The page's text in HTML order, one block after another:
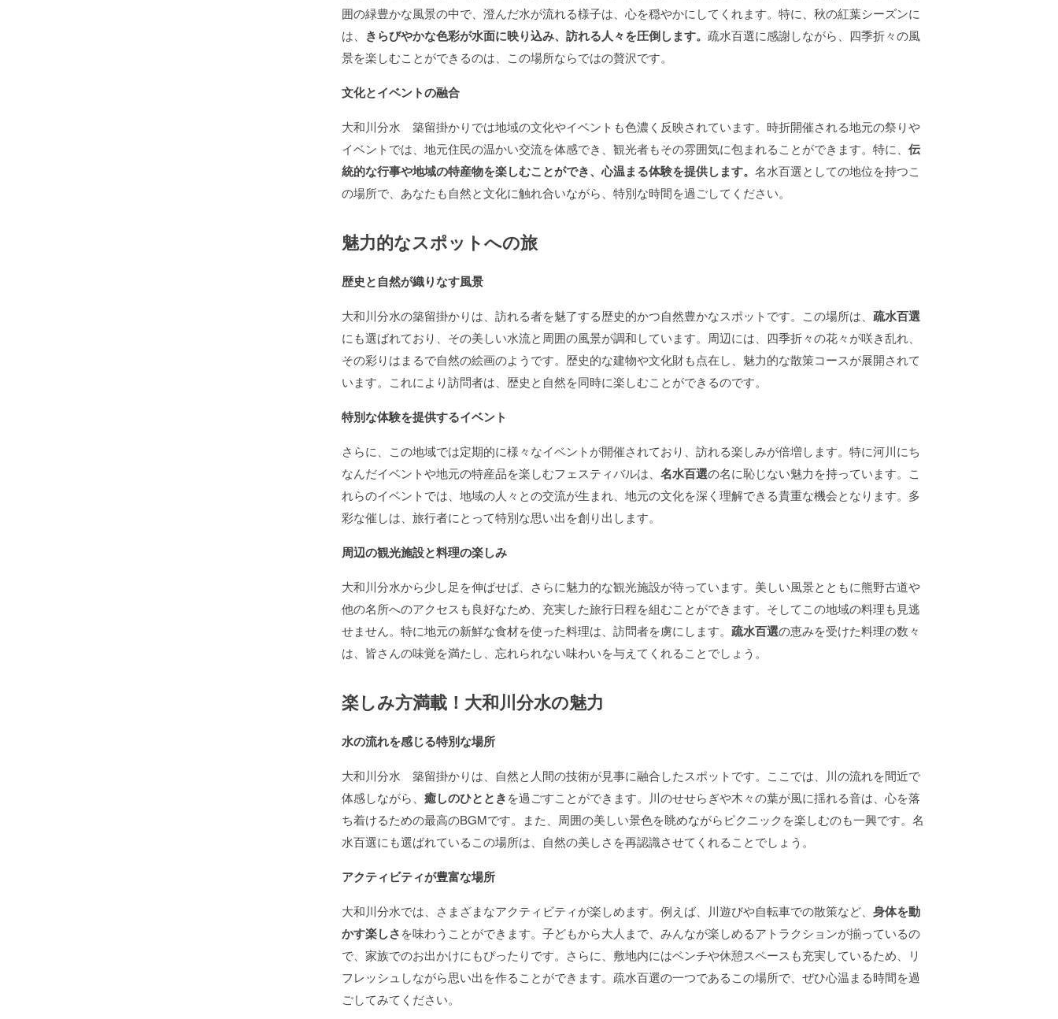
囲の緑豊かな風景の中で、澄んだ水が流れる様子は、心を穏やかにしてくれます。特に、秋の紅葉シーズンに
は、
きらびやかな色彩が水面に映り込み、訪れる人々を圧倒します。 疏水百選に感謝しながら、四季折々の風
景を楽しむことができるのは、この場所ならではの贅沢です。
文化とイベントの融合
大和川分水 築留掛かりでは地域の文化やイベントも色濃く反映されています。時折開催される地元の祭りや
イベントでは、地元住民の温かい交流を体感でき、観光者もその雰囲気に包まれることができます。特に、 伝
統的な行事や地域の特産物を楽しむことができ、心温まる体験を提供します。 名水百選としての地位を持つこ
の場所で、あなたも自然と文化に触れ合いながら、特別な時間を過ごしてください。
魅力的なスポットへの旅
歴史と自然が織りなす風景
大和川分水の築留掛かりは、訪れる者を魅了する歴史的かつ自然豊かなスポットです。この場所は、 疏水百選
にも選ばれており、その美しい水流と周囲の風景が調和しています。周辺には、四季折々の花々が咲き乱れ、
その彩りはまるで自然の絵画のようです。歴史的な建物や文化財も点在し、魅力的な散策コースが展開されて
います。これにより訪問者は、歴史と自然を同時に楽しむことができるのです。
特別な体験を提供するイベント
さらに、この地域では定期的に様々なイベントが開催されており、訪れる楽しみが倍増します。特に河川にち
なんだイベントや地元の特産品を楽しむフェスティバルは、 名水百選の名に恥じない魅力を持っています。こ
れらのイベントでは、地域の人々との交流が生まれ、地元の文化を深く理解できる貴重な機会となります。多
彩な催しは、旅行者にとって特別な思い出を創り出します。
周辺の観光施設と料理の楽しみ
大和川分水から少し足を伸ばせば、さらに魅力的な観光施設が待っています。美しい風景とともに熊野古道や
他の名所へのアクセスも良好なため、充実した旅行日程を組むことができます。そしてこの地域の料理も見逃
せません。特に地元の新鮮な食材を使った料理は、訪問者を虜にします。 疏水百選の恵みを受けた料理の数々
は、皆さんの味覚を満たし、忘れられない味わいを与えてくれることでしょう。
楽しみ方満載！大和川分水の魅力
水の流れを感じる特別な場所
大和川分水 築留掛かりは、自然と人間の技術が見事に融合したスポットです。ここでは、川の流れを間近で
体感しながら、 癒しのひとときを過ごすことができます。川のせせらぎや木々の葉が風に揺れる音は、心を落
ち着けるための最高のBGMです。また、周囲の美しい景色を眺めながらピクニックを楽しむのも一興です。名
水百選にも選ばれているこの場所は、自然の美しさを再認識させてくれることでしょう。
アクティビティが豊富な場所
大和川分水では、さまざまなアクティビティが楽しめます。例えば、川遊びや自転車での散策など、 身体を動
かす楽しさを味わうことができます。子どもから大人まで、みんなが楽しめるアトラクションが揃っているの
で、家族でのお出かけにもぴったりです。さらに、敷地内にはベンチや休憩スペースも充実しているため、リ
フレッシュしながら思い出を作ることができます。疏水百選の一つであるこの場所で、ぜひ心温まる時間を過
ごしてみてください。